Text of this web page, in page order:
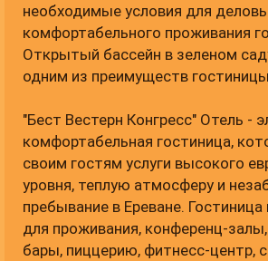
необходимые условия для
комфортабельного проживания
Открытый бассейн в зеленом
одним из преимуществ
"Бест Вестерн Конгресс" Отель -
комфортабельная гостиница,
своим гостям услуги высокого
уровня, теплую атмосферу и
пребывание в Ереване.
для проживания, конференц-
бары, пиццерию, фитнесс-центр,